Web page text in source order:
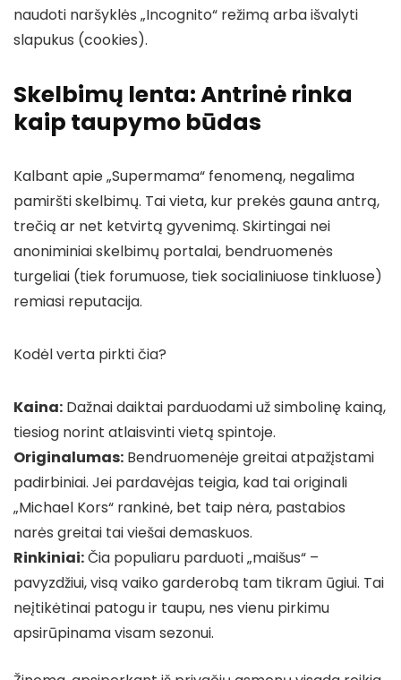
naudoti naršyklės „Incognito“ režimą arba išvalyti
slapukus (cookies).
Skelbimų lenta: Antrinė rinka
kaip taupymo būdas
Kalbant apie „Supermama“ fenomeną, negalima
pamiršti skelbimų. Tai vieta, kur prekės gauna antrą,
trečią ar net ketvirtą gyvenimą. Skirtingai nei
anoniminiai skelbimų portalai, bendruomenės
turgeliai (tiek forumuose, tiek socialiniuose tinkluose)
remiasi reputacija.
Kodėl verta pirkti čia?
Kaina: Dažnai daiktai parduodami už simbolinę kainą,
tiesiog norint atlaisvinti vietą spintoje.
Originalumas: Bendruomenėje greitai atpažįstami
padirbiniai. Jei pardavėjas teigia, kad tai originali
„Michael Kors“ rankinė, bet taip nėra, pastabios
narės greitai tai viešai demaskuos.
Rinkiniai:Čia populiaru parduoti „maišus“ –
pavyzdžiui, visą vaiko garderobą tam tikram ūgiui. Tai
neįtikėtinai patogu ir taupu, nes vienu pirkimu
apsirūpinama visam sezonui.